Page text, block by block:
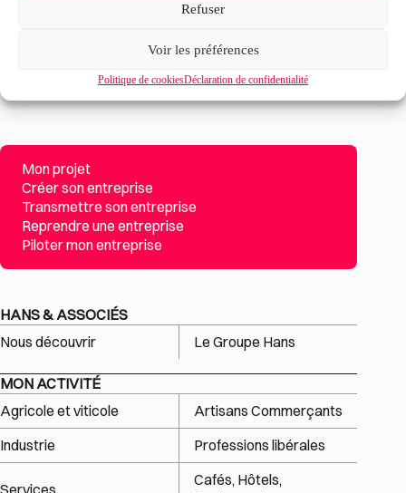
Refuser
Voir les préférences
Politique de cookiesDéclaration de confidentialité
Mon projet
Créer son entreprise
Transmettre son entreprise
Reprendre une entreprise
Piloter mon entreprise
HANS & ASSOCIÉS
Nous découvrir
Le Groupe Hans
MON ACTIVITÉ
Agricole et viticole
Artisans Commerçants
Industrie
Professions libérales
Services
Cafés, Hôtels,